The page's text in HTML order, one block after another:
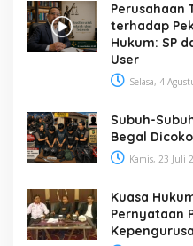
Perusahaan
terhadap
Hukum: SP
User
Selasa, 4
Subuh-
Begal
Kamis, 23 Juli
Kuasa
Pernyataan